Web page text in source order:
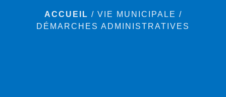
ACCUEIL / VIE MUNICIPALE /
DÉMARCHES ADMINISTRATIVES